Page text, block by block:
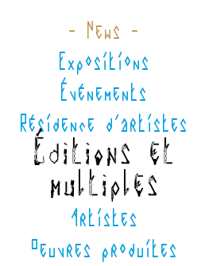
- News -
Expositions
Événements
Résidence d'artistes
Éditions et
multiples
Artistes
Oeuvres produites